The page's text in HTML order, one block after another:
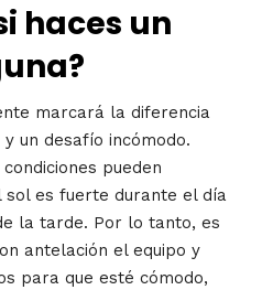
haces un
marcará la diferencia
un desafío incómodo.
pueden
es fuerte durante el día
la tarde. Por lo tanto, es
antelación el equipo y
para que esté cómodo,